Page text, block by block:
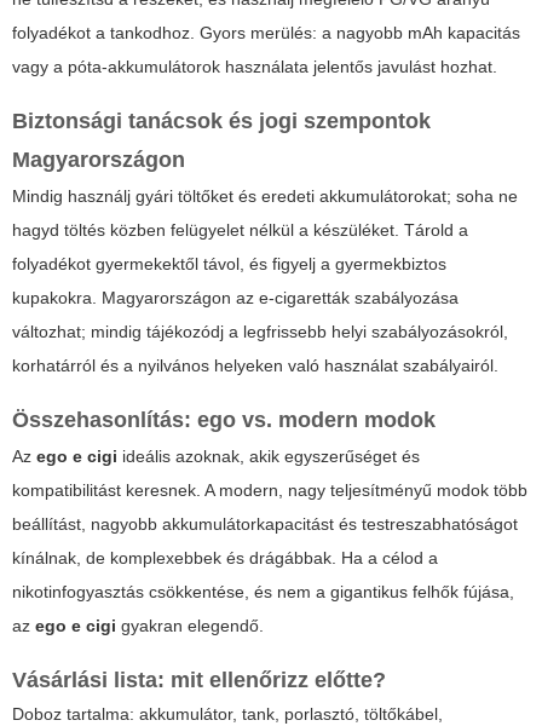
folyadékot a tankodhoz. Gyors merülés: a nagyobb mAh kapacitás
vagy a póta-akkumulátorok használata jelentős javulást hozhat.
Biztonsági tanácsok és jogi szempontok
Magyarországon
Mindig használj gyári töltőket és eredeti akkumulátorokat; soha ne
hagyd töltés közben felügyelet nélkül a készüléket. Tárold a
folyadékot gyermekektől távol, és figyelj a gyermekbiztos
kupakokra. Magyarországon az e-cigaretták szabályozása
változhat; mindig tájékozódj a legfrissebb helyi szabályozásokról,
korhatárról és a nyilvános helyeken való használat szabályairól.
Összehasonlítás: ego vs. modern modok
Az ego e cigi ideális azoknak, akik egyszerűséget és
kompatibilitást keresnek. A modern, nagy teljesítményű modok több
beállítást, nagyobb akkumulátorkapacitást és testreszabhatóságot
kínálnak, de komplexebbek és drágábbak. Ha a célod a
nikotinfogyasztás csökkentése, és nem a gigantikus felhők fújása,
az ego e cigi gyakran elegendő.
Vásárlási lista: mit ellenőrizz előtte?
Doboz tartalma: akkumulátor, tank, porlasztó, töltőkábel,